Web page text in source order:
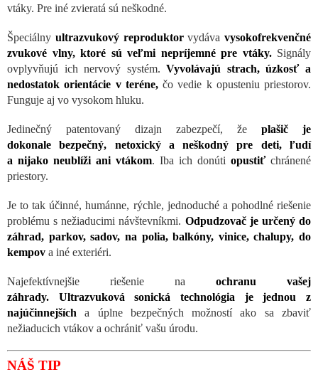
vtáky. Pre iné zvieratá sú neškodné.
Špeciálny ultrazvukový reproduktorvydáva vysokofrekvenčné
zvukové vlny, ktoré sú veľmi nepríjemné pre vtáky. Signály
ovplyvňujú ich nervový systém.Vyvolávajú strach, úzkosť a
nedostatok orientácie v teréne,čo vedie k opusteniu priestorov.
Funguje aj vo vysokom hluku.
Jedinečný patentovaný dizajn zabezpečí, že plašič je
dokonale bezpečný, netoxický a neškodný pre deti, ľudí
a nijako neublíži ani vtákom. Iba ich donúti opustiť chránené
priestory.
Je to tak účinné, humánne, rýchle, jednoduché a pohodlné riešenie
problému s nežiaducimi návštevníkmi. Odpudzovač je určený do
záhrad, parkov, sadov, na polia, balkóny, vinice, chalupy, do
kempov a iné exteriéri.
Najefektívnejšie riešenie na ochranu vašej
záhrady. Ultrazvuková sonická technológia je jednou z
najúčinnejších a úplne bezpečných možností ako sa zbaviť
nežiaducich vtákov a ochrániť vašu úrodu.
NÁŠ TIP